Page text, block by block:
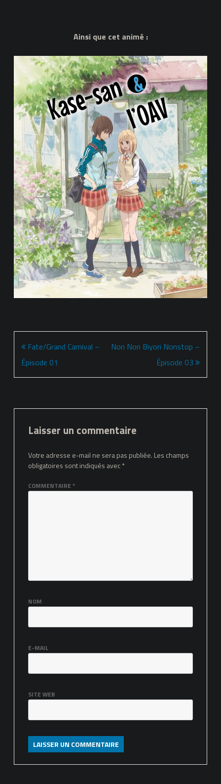
Ainsi que cet animé :
Navigation
de
l’article
Fate/Grand Carnival –
Épisode 01
Non Non Biyori Nonstop –
Épisode 03
Laisser un commentaire
Votre adresse e-mail ne sera pas publiée. Les champs
obligatoires sont indiqués avec*
COMMENTAIRE *
NOM
E-MAIL
SITE WEB